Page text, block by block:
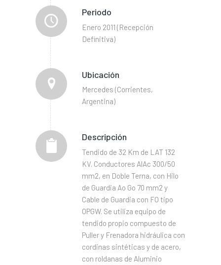
Periodo
Enero 2011 (Recepción
Definitiva)
Ubicación
Mercedes (Corrientes,
Argentina)
Descripción
Tendido de 32 Km de LAT 132
KV. Conductores AlAc 300/50
mm2, en Doble Terna, con Hilo
de Guardia Ao Go 70 mm2 y
Cable de Guardia con FO tipo
OPGW. Se utiliza equipo de
tendido propio compuesto de
Puller y Frenadora hidráulica con
cordinas sintéticas y de acero,
con roldanas de Aluminio